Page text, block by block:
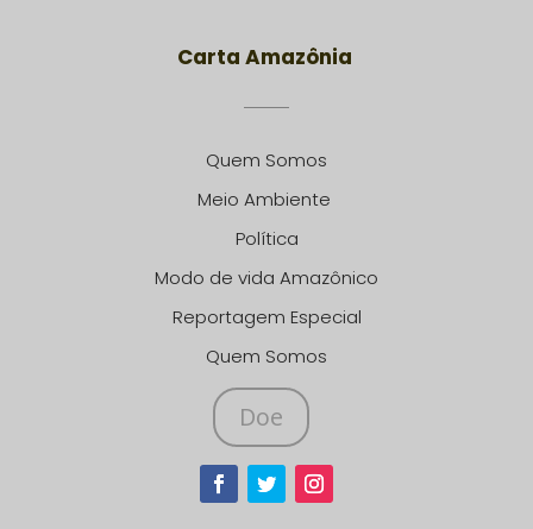
Carta Amazônia
Quem Somos
Meio Ambiente
Política
Modo de vida Amazônico
Reportagem Especial
Quem Somos
Doe